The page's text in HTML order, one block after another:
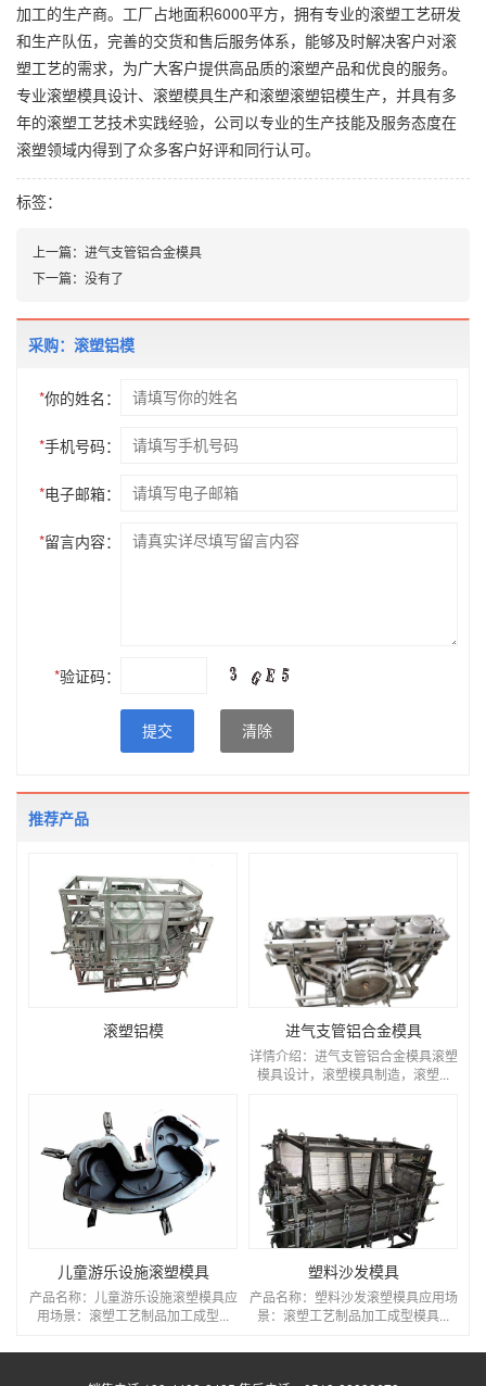
加工的生产商。工厂占地面积6000平方，拥有专业的滚塑工艺研发
和生产队伍，完善的交货和售后服务体系，能够及时解决客户对滚
塑工艺的需求，为广大客户提供高品质的滚塑产品和优良的服务。
专业滚塑模具设计、滚塑模具生产和滚塑滚塑铝模生产，并具有多
年的滚塑工艺技术实践经验，公司以专业的生产技能及服务态度在
滚塑领域内得到了众多客户好评和同行认可。
标签：
上一篇： 进气支管铝合金模具
下一篇： 没有了
采购：滚塑铝模
*你的姓名：
*手机号码：
*电子邮箱：
*留言内容：
*验证码：
提交 清除
推荐产品
滚塑铝模 进气支管铝合金模具
详情介绍：进气支管铝合金模具滚塑
模具设计，滚塑模具制造，滚塑...
儿童游乐设施滚塑模具
产品名称：儿童游乐设施滚塑模具应
用场景：滚塑工艺制品加工成型...
塑料沙发模具
产品名称：塑料沙发滚塑模具应用场
景：滚塑工艺制品加工成型模具...